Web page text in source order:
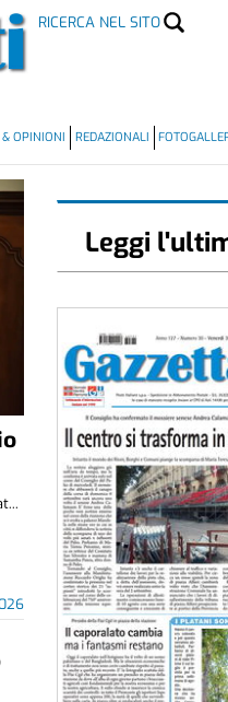
RICERCA NEL SITO
& OPINIONI REDAZIONALI
Leggi